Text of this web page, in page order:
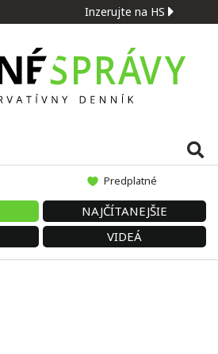
Inzerujte na HS
Predplatné
NAJČÍTANEJŠIE
VIDEÁ